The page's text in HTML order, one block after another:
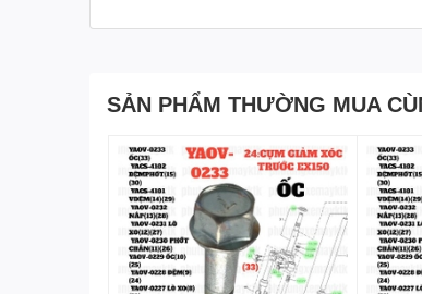
SẢN PHẨM THƯỜNG MUA